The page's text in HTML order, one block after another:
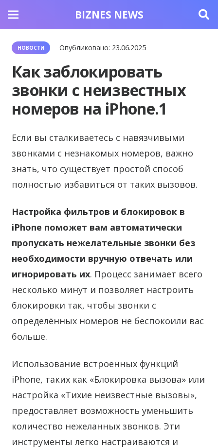
BIZNES NEWS
НОВОСТИ Опубликовано: 23.06.2025
Как заблокировать
звонки с неизвестных
номеров на iPhone.1
Если вы сталкиваетесь с навязчивыми
звонками с незнакомых номеров, важно
знать, что существует простой способ
полностью избавиться от таких вызовов.
Настройка фильтров и блокировок в
iPhone поможет вам автоматически
пропускать нежелательные звонки без
необходимости вручную отвечать или
игнорировать их. Процесс занимает всего
несколько минут и позволяет настроить
блокировки так, чтобы звонки с
определённых номеров не беспокоили вас
больше.
Использование встроенных функций
iPhone, таких как «Блокировка вызова» или
настройка «Тихие неизвестные вызовы»,
предоставляет возможность уменьшить
количество нежеланных звонков. Эти
инструменты легко настраиваются и